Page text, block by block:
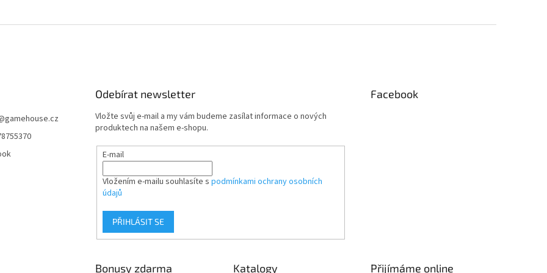
gamehouse.cz
Odebírat newsletter
Vložte svůj e-mail a my vám budeme zasílat informace o nových
produktech na našem e-shopu.
E-mail
Vložením e-mailu souhlasíte s podmínkami ochrany osobních
údajů
PŘIHLÁSIT SE
Facebook
Bonusy zdarma Katalogy Přijímáme online